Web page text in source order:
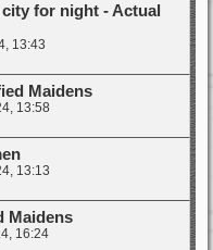
for night - Actual
13:43
Maidens
13:58
13:13
Maidens
16:24